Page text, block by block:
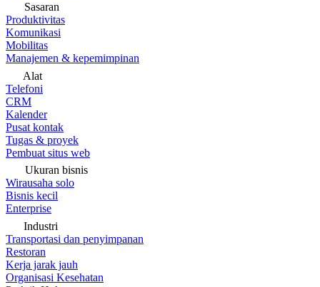
Sasaran
Produktivitas
Komunikasi
Mobilitas
Manajemen & kepemimpinan
Alat
Telefoni
CRM
Kalender
Pusat kontak
Tugas & proyek
Pembuat situs web
Ukuran bisnis
Wirausaha solo
Bisnis kecil
Enterprise
Industri
Transportasi dan penyimpanan
Restoran
Kerja jarak jauh
Organisasi Kesehatan